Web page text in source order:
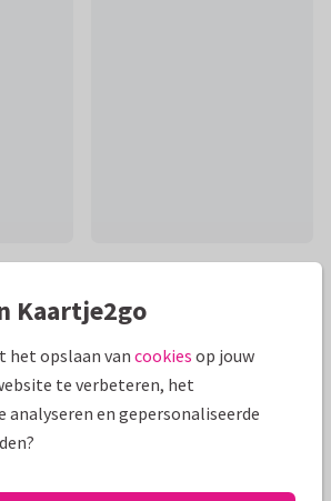
je kaart
Kaartje2go
het opslaan van cookies op jouw
te verbeteren, het
en gepersonaliseerde